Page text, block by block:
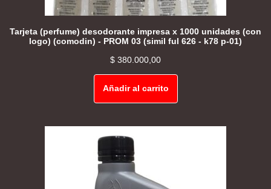
Tarjeta (perfume) desodorante impresa x 1000 unidades (con
logo) (comodin) - PROM 03 (simil ful 626 - k78 p-01)
$ 380.000,00
Añadir al carrito